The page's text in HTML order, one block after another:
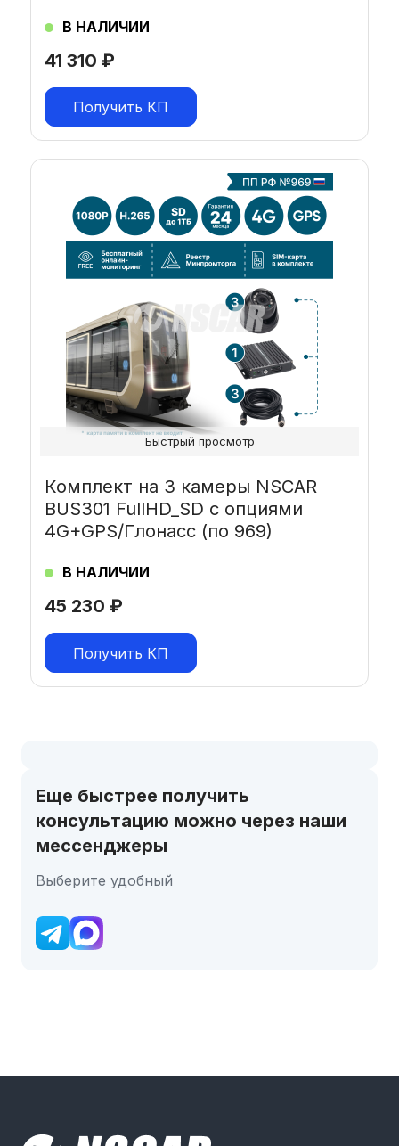
41 310 ₽
В НАЛИЧИИ
Получить КП
45 230 ₽
Комплект на 3 камеры NSCAR
BUS301 FullHD_SD с опциями
4G+GPS/Глонасс (по 969)
В НАЛИЧИИ
Получить КП
Быстрый просмотр
Еще быстрее получить
консультацию можно через наши
мессенджеры
Выберите удобный